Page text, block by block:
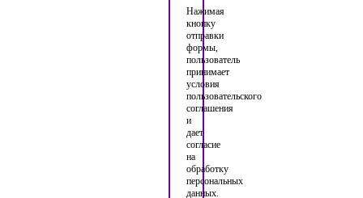
Нажимая
кнопку
отправки
формы,
пользователь
принимает
условия
пользовательского
соглашения
и
дает
согласие
на
обработку
персональных
данных.